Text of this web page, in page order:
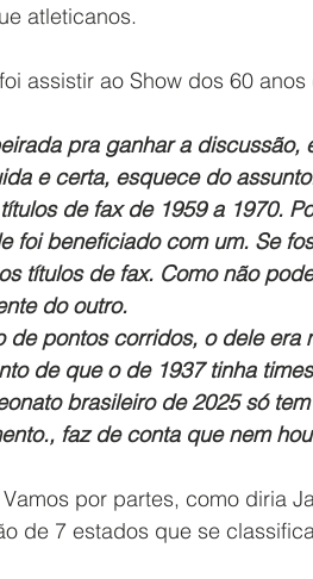
atleticanos.
assistir ao Show dos 60 anos
pra ganhar a discussão,
e certa, esquece do
de fax de 1959 a 1970.
foi beneficiado com um. Se
títulos de fax. Como não
do outro.
de pontos corridos, o dele era
de que o de 1937 tinha
brasileiro de 2025 só
faz de conta que nem
por partes, como diria
de 7 estados que se